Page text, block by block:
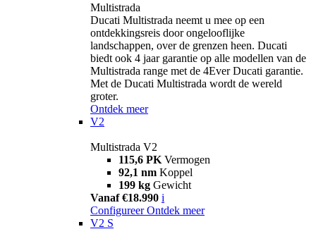
Multistrada
Ducati Multistrada neemt u mee op een
ontdekkingsreis door ongelooflijke
landschappen, over de grenzen heen. Ducati
biedt ook 4 jaar garantie op alle modellen van de
Multistrada range met de 4Ever Ducati garantie.
Met de Ducati Multistrada wordt de wereld
groter.
Ontdek meer
V2
Multistrada V2
115,6 PK Vermogen
92,1 nm Koppel
199 kg Gewicht
Vanaf €18.990 i
Configureer Ontdek meer
V2 S